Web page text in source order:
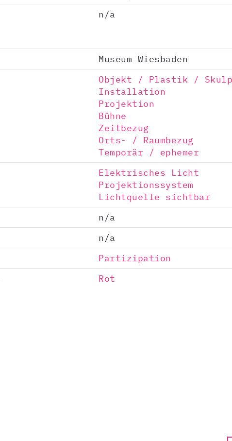
n/a
Museum Wiesbaden
Objekt / Plastik /
Installation
Projektion
Bühne
Zeitbezug
Orts- / Raumbezug
Temporär / ephemer
Elektrisches Licht
Projektionssystem
Lichtquelle sichtbar
n/a
n/a
Partizipation
Rot